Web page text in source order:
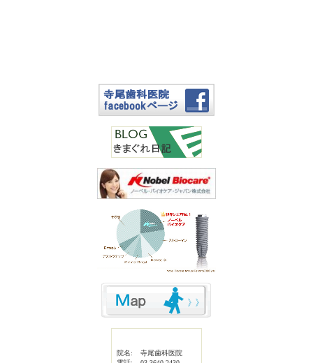
院名:
寺尾歯科医院